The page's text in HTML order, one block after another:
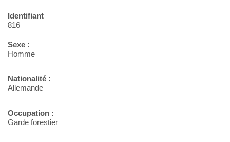
Identifiant
816
Sexe :
Homme
Nationalité :
Allemande
Occupation :
Garde forestier